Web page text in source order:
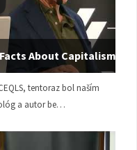
About Capitalism
tentoraz bol naším
a autor be…